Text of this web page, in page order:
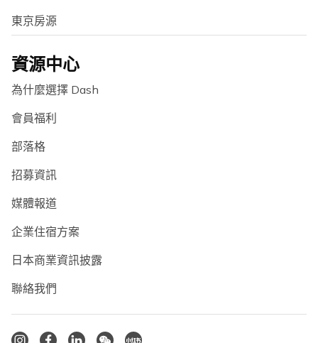
東京房源
資源中心
為什麼選擇 Dash
會員福利
部落格
招募資訊
媒體報道
企業住宿方案
日本商業資訊披露
聯絡我們